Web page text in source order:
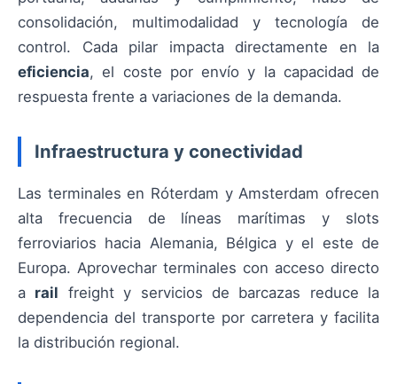
consolidación, multimodalidad y tecnología de
control. Cada pilar impacta directamente en la
eficiencia, el coste por envío y la capacidad de
respuesta frente a variaciones de la demanda.
Infraestructura y conectividad
Las terminales en Róterdam y Amsterdam ofrecen
alta frecuencia de líneas marítimas y slots
ferroviarios hacia Alemania, Bélgica y el este de
Europa. Aprovechar terminales con acceso directo
a rail freight y servicios de barcazas reduce la
dependencia del transporte por carretera y facilita
la distribución regional.